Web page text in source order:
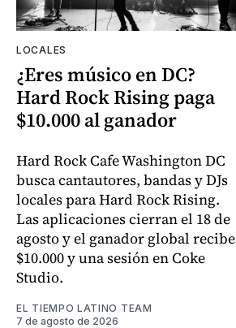
LOCALES
¿Eres músico en DC?
Hard Rock Rising paga
$10.000 al ganador
Hard Rock Cafe Washington DC
busca cantautores, bandas y DJs
locales para Hard Rock Rising.
Las aplicaciones cierran el 18 de
agosto y el ganador global recibe
$10.000 y una sesión en Coke
Studio.
EL TIEMPO LATINO TEAM
7 de agosto de 2026